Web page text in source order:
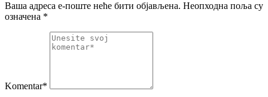
Ваша адреса е-поште неће бити објављена. Неопходна поља су
означена *
Komentar*